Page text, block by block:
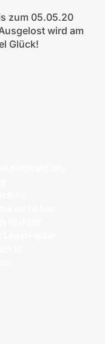
zum 05.05.20
wird am
Glück!